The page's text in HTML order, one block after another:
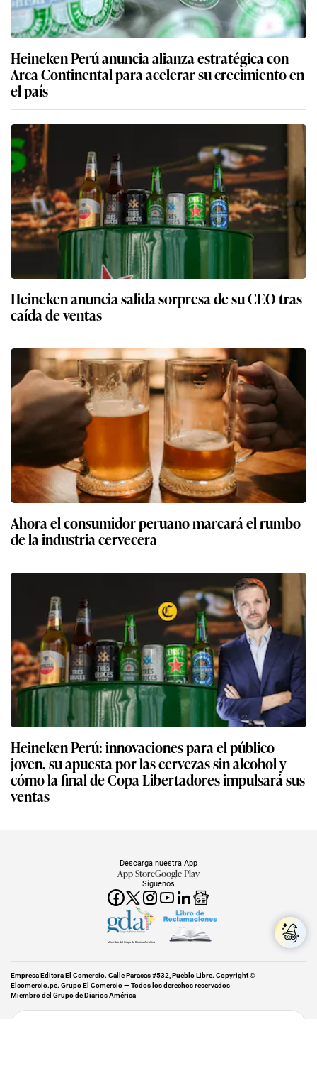
Heineken Perú anuncia alianza estratégica con
Arca Continental para acelerar su crecimiento en
el país
Heineken anuncia salida sorpresa de su CEO tras
caída de ventas
Ahora el consumidor peruano marcará el rumbo
de la industria cervecera
Heineken Perú: innovaciones para el público
joven, su apuesta por las cervezas sin alcohol y
cómo la final de Copa Libertadores impulsará sus
ventas
Síguenos
Descarga nuestra App
App StoreGoogle Play
Miembro del Grupo de Diarios América
Empresa Editora El Comercio. Calle Paracas #532, Pueblo Libre. Copyright ©
Elcomercio.pe. Grupo El Comercio — Todos los derechos reservados
Miembro del Grupo de Diarios América